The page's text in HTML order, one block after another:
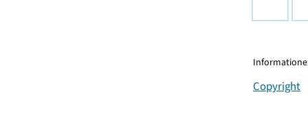
Copyright